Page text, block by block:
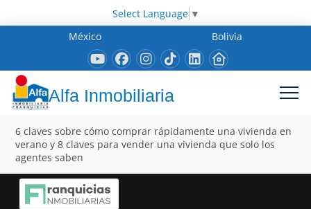
Select Language ▼
México
Bolivia
Alfa Inmobiliaria
6 claves sobre cómo comprar rápidamente una vivienda en
verano y 8 claves para vender una vivienda que solo los
agentes saben